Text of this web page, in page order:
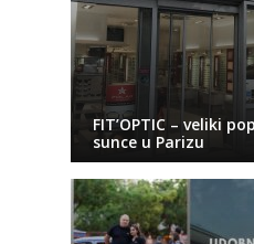
FIT’OPTIC – veliki
sunce u Parizu